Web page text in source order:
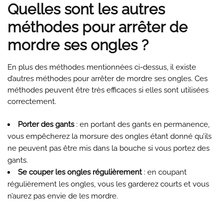
Quelles sont les autres
méthodes pour arrêter de
mordre ses ongles ?
En plus des méthodes mentionnées ci-dessus, il existe
d’autres méthodes pour arrêter de mordre ses ongles. Ces
méthodes peuvent être très efficaces si elles sont utilisées
correctement.
Porter des gants: en portant des gants en permanence,
vous empêcherez la morsure des ongles étant donné qu’ils
ne peuvent pas être mis dans la bouche si vous portez des
gants.
Se couper les ongles régulièrement: en coupant
régulièrement les ongles, vous les garderez courts et vous
n’aurez pas envie de les mordre.